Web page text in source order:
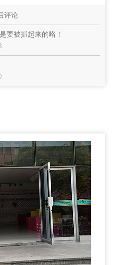
评论
要被抓起来的咯！